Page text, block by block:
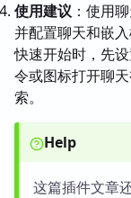
使用建议 ：使用
并配置聊天和嵌
快速开始时，先
令或图标打开聊
索。
Help
这篇插件文章